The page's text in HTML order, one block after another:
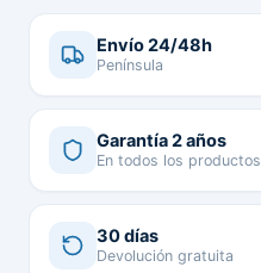
Envío 24/48h
Península
Garantía 2 años
En todos los productos
30 días
Devolución gratuita